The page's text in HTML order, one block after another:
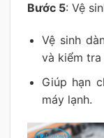
Bước 5: Vệ
Vệ sinh
và kiểm tra
Giúp hạn
máy lạnh.